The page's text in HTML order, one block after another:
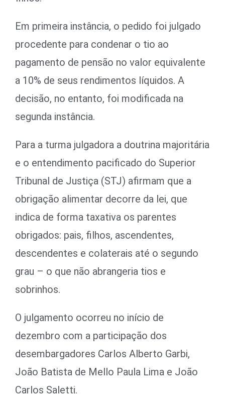
Em primeira instância, o pedido foi julgado
procedente para condenar o tio ao
pagamento de pensão no valor equivalente
a 10% de seus rendimentos líquidos. A
decisão, no entanto, foi modificada na
segunda instância.
Para a turma julgadora a doutrina majoritária
e o entendimento pacificado do Superior
Tribunal de Justiça (STJ) afirmam que a
obrigação alimentar decorre da lei, que
indica de forma taxativa os parentes
obrigados: pais, filhos, ascendentes,
descendentes e colaterais até o segundo
grau – o que não abrangeria tios e
sobrinhos.
O julgamento ocorreu no início de
dezembro com a participação dos
desembargadores Carlos Alberto Garbi,
João Batista de Mello Paula Lima e João
Carlos Saletti.